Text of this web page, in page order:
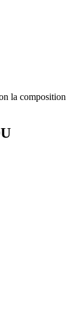
la composition